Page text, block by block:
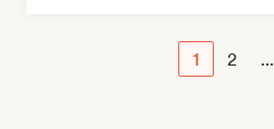
1 2 ...